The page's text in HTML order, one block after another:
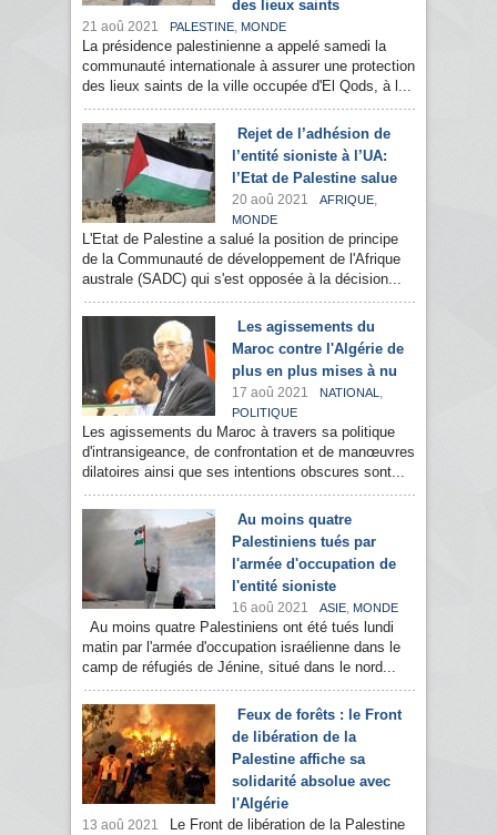
des lieux saints
21 aoû 2021 PALESTINE, MONDE
La présidence palestinienne a appelé samedi la
communauté internationale à assurer une protection
des lieux saints de la ville occupée d'El Qods, à l...
Rejet de l’adhésion de
l’entité sioniste à l’UA:
l’Etat de Palestine salue
20 aoû 2021 AFRIQUE,
MONDE
L'Etat de Palestine a salué la position de principe
de la Communauté de développement de l'Afrique
australe (SADC) qui s'est opposée à la décision...
Les agissements du
Maroc contre l'Algérie de
plus en plus mises à nu
17 aoû 2021 NATIONAL ,
POLITIQUE
Les agissements du Maroc à travers sa politique
d'intransigeance, de confrontation et de manœuvres
dilatoires ainsi que ses intentions obscures sont...
Au moins quatre
Palestiniens tués par
l'armée d'occupation de
l'entité sioniste
16 aoû 2021 ASIE, MONDE
Au moins quatre Palestiniens ont été tués lundi
matin par l'armée d'occupation israélienne dans le
camp de réfugiés de Jénine, situé dans le nord...
Feux de forêts : le Front
de libération de la
Palestine affiche sa
solidarité absolue avec
l'Algérie
13 aoû 2021
Le Front de libération de la Palestine